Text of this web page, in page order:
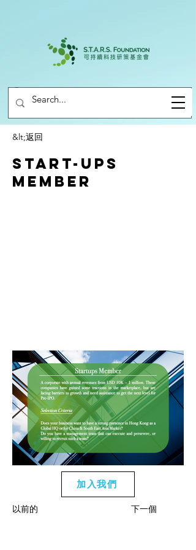
&lt;返回
Start-ups
Member
加入我們
以前的 下一個